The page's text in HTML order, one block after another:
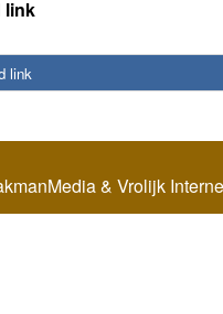
link
link
& Vrolijk